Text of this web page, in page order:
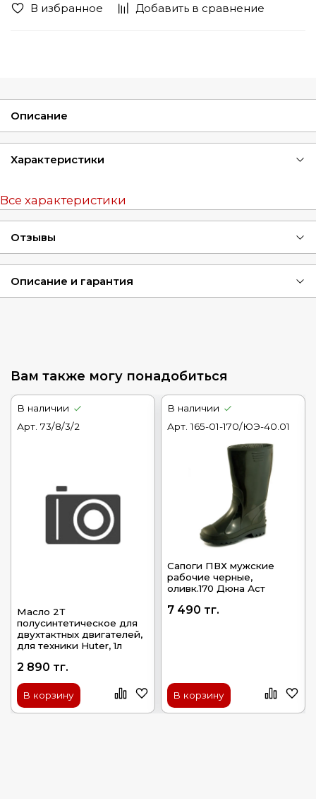
В избранное Добавить в сравнение
Описание
Характеристики
Все характеристики
Отзывы
Описание и гарантия
Вам также могу понадобиться
В наличии
Арт. 73/8/3/2
Масло 2Т
полусинтетическое для
двухтактных двигателей,
для техники Huter, 1л
2 890 тг.
В корзину
В наличии
Арт.165-01-170/ЮЭ-40.01
Сапоги ПВХ мужские
рабочие черные,
оливк.170 Дюна Аст
7 490 тг.
В корзину